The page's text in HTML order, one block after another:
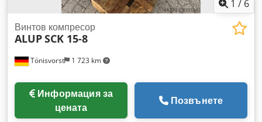
1 / 6
Tönisvorst 1 723 km
Винтов компресор
ALUPSCK 15-8
Информация за
цената
Позвънете